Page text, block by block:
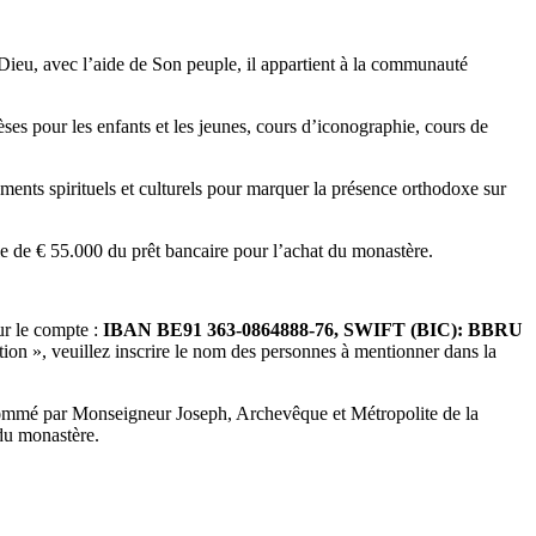
avec l’aide de Son peuple, il appartient à la communauté
pour les enfants et les jeunes, cours d’iconographie, cours de
spirituels et culturels pour marquer la présence orthodoxe sur
€ 55.000 du prêt bancaire pour l’achat du monastère.
le compte : IBAN BE91 363‑0864888‑76, SWIFT (BIC): BBRU
», veuillez inscrire le nom des personnes à mentionner dans la
par Monseigneur Joseph, Archevêque et Métropolite de la
monastère.